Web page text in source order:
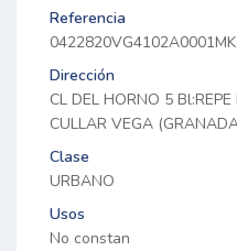
Referencia
0422820VG4102A0001MK
Dirección
CL DEL HORNO 5
CULLAR VEGA
Clase
URBANO
Usos
No constan